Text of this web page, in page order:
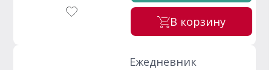
В корзину
Ежедневник